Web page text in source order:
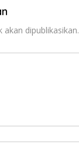
dipublikasikan.